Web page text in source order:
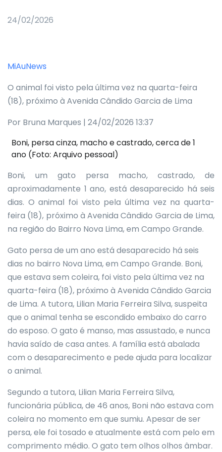
24/02/2026
MiAuNews
O animal foi visto pela última vez na quarta-feira
(18), próximo à Avenida Cândido Garcia de Lima
Por Bruna Marques | 24/02/2026 13:37
Boni, persa cinza, macho e castrado, cerca de 1
ano (Foto: Arquivo pessoal)
Boni, um gato persa macho, castrado, de
aproximadamente 1 ano, está desaparecido há seis
dias. O animal foi visto pela última vez na quarta-
feira (18), próximo à Avenida Cândido Garcia de Lima,
na região do Bairro Nova Lima, em Campo Grande.
Gato persa de um ano está desaparecido há seis
dias no bairro Nova Lima, em Campo Grande. Boni,
que estava sem coleira, foi visto pela última vez na
quarta-feira (18), próximo à Avenida Cândido Garcia
de Lima. A tutora, Lilian Maria Ferreira Silva, suspeita
que o animal tenha se escondido embaixo do carro
do esposo. O gato é manso, mas assustado, e nunca
havia saído de casa antes. A família está abalada
com o desaparecimento e pede ajuda para localizar
o animal.
Segundo a tutora, Lilian Maria Ferreira Silva,
funcionária pública, de 46 anos, Boni não estava com
coleira no momento em que sumiu. Apesar de ser
persa, ele foi tosado e atualmente está com pelo em
comprimento médio. O gato tem olhos olhos âmbar.